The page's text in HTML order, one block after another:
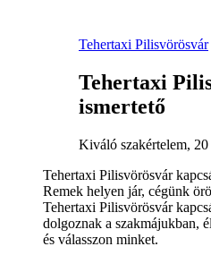
Tehertaxi Pilisvörösvár
Tehertaxi
ismertető
Kiváló szakértelem, 20
Tehertaxi Pilisvörösvár
Remek helyen jár, cégünk
Tehertaxi Pilisvörösvár
dolgoznak a szakmájukban,
és válasszon minket.